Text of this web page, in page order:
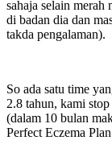
sahaja selain merah
di badan dia dan
takda pengalaman).
So ada satu time
2.8 tahun, kami
(dalam 10 bulan
Perfect Eczema